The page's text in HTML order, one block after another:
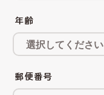
年齢
郵便番号